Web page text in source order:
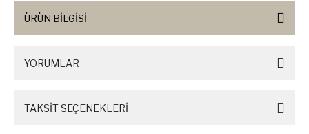
ÜRÜN BİLGİSİ
YORUMLAR
TAKSİT SEÇENEKLERİ